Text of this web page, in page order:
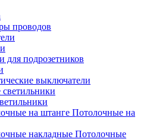
проводов
для подрозетников
выключатели
Потолочные на
Потолочные